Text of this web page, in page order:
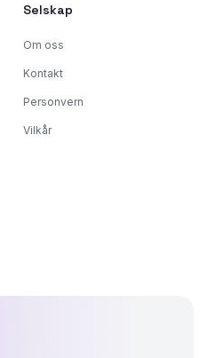
Selskap
Om oss
Kontakt
Personvern
Vilkår